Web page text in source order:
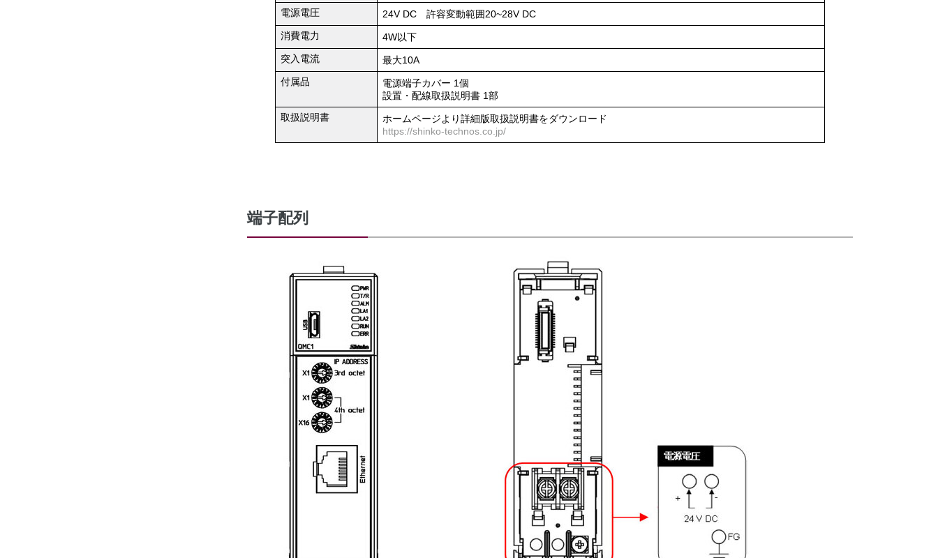
電源電圧
24V DC 許容変動範囲20~28V DC
消費電力
4W以下
突入電流
最大10A
付属品
電源端子カバー 1個
設置・配線取扱説明書 1部
取扱説明書
ホームページより詳細版取扱説明書をダウンロード
https://shinko-technos.co.jp/
端子配列